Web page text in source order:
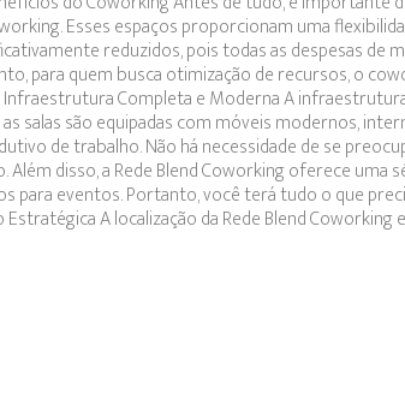
Esses espaços proporcionam uma
reduzidos, pois todas as despesas de
para quem busca otimização de recursos, o
Completa e Moderna A
salas são equipadas com móveis modernos,
de trabalho. Não há necessidade de se
disso, a Rede Blend Coworking oferece uma
para eventos. Portanto, você terá tudo o que
A localização da Rede Blend